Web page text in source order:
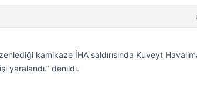
kamikaze İHA saldırısında Kuveyt
yaralandı.” denildi.